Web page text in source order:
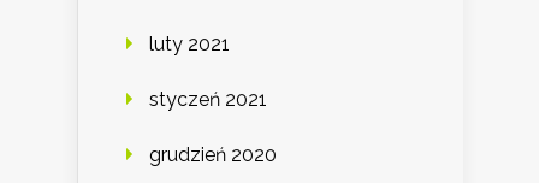
luty 2021
styczeń 2021
grudzień 2020